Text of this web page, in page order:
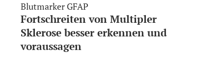
Blutmarker GFAP
Fortschreiten von Multipler
Sklerose besser erkennen und
voraussagen